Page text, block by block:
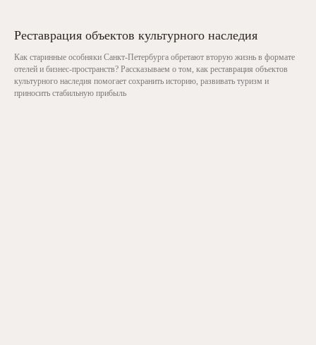
Реставрация объектов культурного наследия
Как старинные особняки Санкт-Петербурга обретают вторую жизнь в формате
отелей и бизнес-пространств? Рассказываем о том, как реставрация объектов
культурного наследия помогает сохранить историю, развивать туризм и
приносить стабильную прибыль